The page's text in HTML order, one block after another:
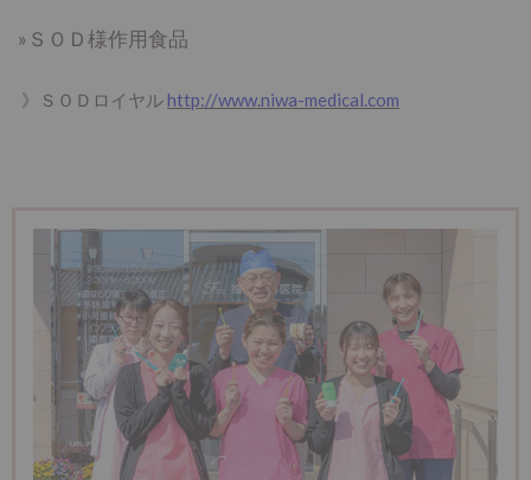
»ＳＯＤ様作用食品
》ＳＯＤロイヤル http://www.niwa-medical.com